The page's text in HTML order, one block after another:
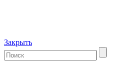
Закрыть